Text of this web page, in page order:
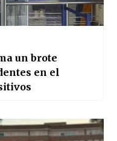
un brote
en el